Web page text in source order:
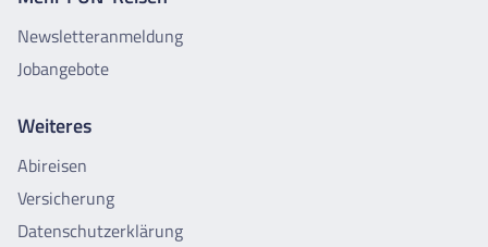
Newsletteranmeldung
Jobangebote
Weiteres
Abireisen
Versicherung
Datenschutzerklärung